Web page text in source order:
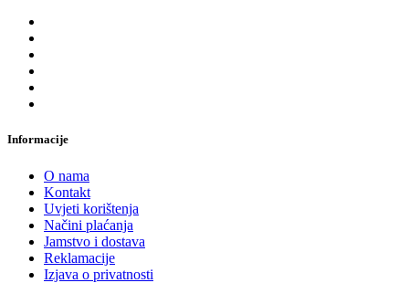
Informacije
O nama
Kontakt
Uvjeti korištenja
Načini plaćanja
Jamstvo i dostava
Reklamacije
Izjava o privatnosti